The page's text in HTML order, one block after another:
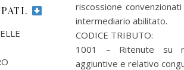
riscossione
intermediario abilitato.
CODICE TRIBUTO:
1001 – Ritenute su
aggiuntive e relativo